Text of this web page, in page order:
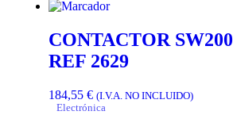
CONTACTOR
REF 2629
184,55 € (I.V.A. NO INCLUIDO)
Electrónica